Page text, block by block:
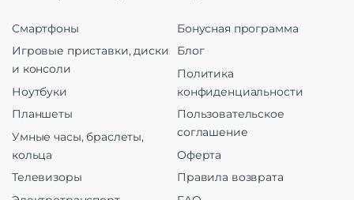
Смартфоны
Игровые приставки, диски
и консоли
Ноутбуки
Планшеты
Умные часы, браслеты,
кольца
Телевизоры
Бонусная программа
Блог
Политика
конфиденциальности
Пользовательское
соглашение
Оферта
Правила возврата